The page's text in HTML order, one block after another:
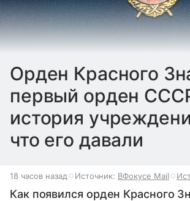
Орден Красного
первый орден
история
что его давали
18 часов назад Источник: ВФокусе Mail
Как появился орден Красного